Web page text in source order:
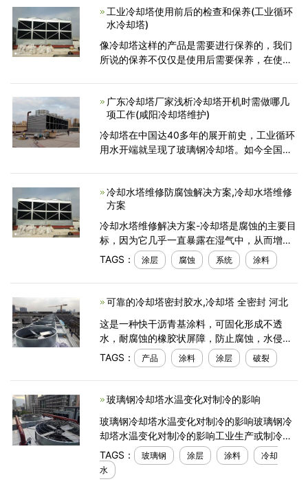
工业冷却塔使用前后的检查和保养(工业循环
水冷却塔)
像冷却塔这样的产品是需要进行保养的，我们
所说的保养不仅仅是使用后需要保养，在使用
一下工业冷却塔使用
广东冷却塔厂家浅析冷却塔开机时需做哪几
项工作(咸阳冷却塔维护)
冷却塔在中国达40多年的展开前史，工业循环
用水开端就呈现了玻璃钢冷却塔。如今全国已
塔机本身的技术
冷却水塔维修防腐蚀解决方案,冷却水塔维修
方案
冷却水塔维修解决方案-冷却塔是腐蚀的主要目
标，因为它几乎一直暴露在湿气中，从而增加
了腐蚀的可能性。大多数塔都是用镀锌金属板
建造的。镀锌（或工厂安装的防腐蚀涂层）的
使用寿命大约
TAGS： 涂层 腐蚀 系统 涂料
可靠的冷却塔密封胶水,冷却塔 全密封 河北
这是一种快干沥青基涂料，可固化形成不透
水，耐腐蚀的橡胶状屏障，防止腐蚀，水侵入
和化学侵蚀。固化的衬里能够轻松地跨越裂
缝，间隙，孔和接缝（最多？&ldquo;），并且
通常安装在墙壁，配送甲板和收集
TAGS： 产品 涂料 涂层 破裂
玻璃钢冷却塔水温变化对制冷的影响
玻璃钢冷却塔水温变化对制冷的影响玻璃钢冷
却塔水温变化对制冷的影响工业生产或制冷过
程中产生的废热，一般都用冷却水来引导。从
河，河，湖，海等天然水吸收一定量的水作为
冷却水，冷却技
TAGS： 玻璃钢 涂层 涂料
冷却
水